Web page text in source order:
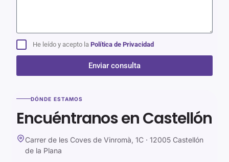
He leído y acepto la Política de Privacidad
Enviar consulta
DÓNDE ESTAMOS
Encuéntranos en Castellón
Carrer de les Coves de Vinromà, 1C · 12005 Castellón
de la Plana